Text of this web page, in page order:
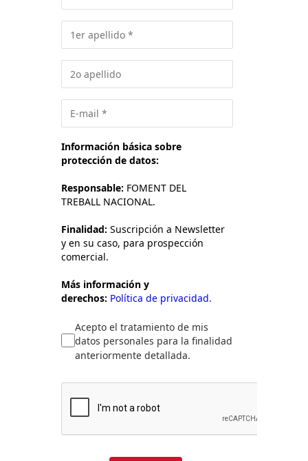
Información básica sobre
protección de datos:
Responsable: FOMENT DEL
TREBALL NACIONAL.
Finalidad: Suscripción a Newsletter
y en su caso, para prospección
comercial.
Más información y
derechos: Política de privacidad.
Acepto el tratamiento de mis
datos personales para la finalidad
anteriormente detallada.